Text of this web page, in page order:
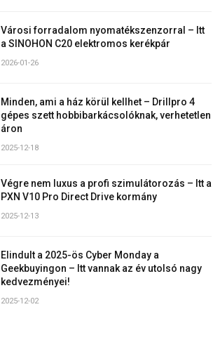
Városi forradalom nyomatékszenzorral – Itt
a SINOHON C20 elektromos kerékpár
2026-01-26
Minden, ami a ház körül kellhet – Drillpro 4
gépes szett hobbibarkácsolóknak, verhetetlen
áron
2025-12-18
Végre nem luxus a profi szimulátorozás – Itt a
PXN V10 Pro Direct Drive kormány
2025-12-13
Elindult a 2025-ös Cyber Monday a
Geekbuyingon – Itt vannak az év utolsó nagy
kedvezményei!
2025-12-02